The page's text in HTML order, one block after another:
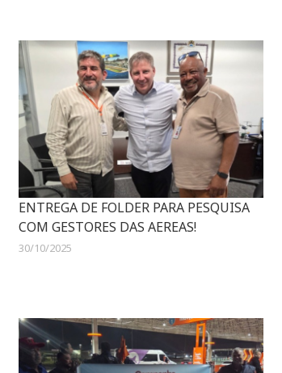
ENTREGA DE FOLDER PARA PESQUISA
COM GESTORES DAS AEREAS!
30/10/2025